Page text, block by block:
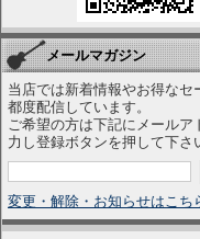
メールマガジン
当店では新着情報やお得なセ
都度配信しています。
ご希望の方は下記にメールア
力し登録ボタンを押して下さ
変更・解除・お知らせはこ